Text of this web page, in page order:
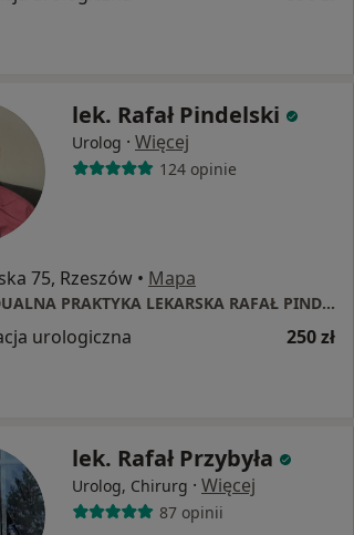
lek. Rafał Pindelski
Urolog · Więcej
124 opinie
75, Rzeszów • Mapa
INDYWIDUALNA PRAKTYKA LEKARSKA RAFAŁ PINDELSKI
urologiczna 250 zł
lek. Rafał Przybyła
Urolog, Chirurg · Więcej
87 opinii